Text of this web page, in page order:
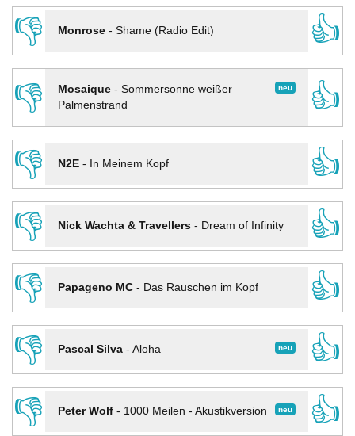
👎
Monrose- Shame (Radio Edit)
👍
👎
neu
Mosaique- Sommersonne weißer
Palmenstrand
👍
👎
N2E- In Meinem Kopf
👍
👎
Nick Wachta & Travellers- Dream of Infinity
👍
👎
Papageno MC- Das Rauschen im Kopf
👍
👎
neu
Pascal Silva- Aloha
👍
👎
neu
Peter Wolf- 1000 Meilen - Akustikversion
👍